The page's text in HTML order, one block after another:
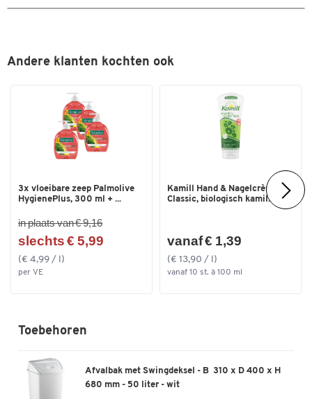
Andere klanten kochten ook
3x vloeibare zeep Palmolive
HygienePlus, 300 ml + ...
in plaats van € 9,16
slechts € 5,99
(€ 4,99 / l)
per VE
Kamill Hand & Nagelcrème
Classic, biologisch kamil...
vanaf € 1,39
(€ 13,90 / l)
vanaf 10 st. à 100 ml
Toebehoren
Afvalbak met Swingdeksel - B 310 x D 400 x H
680 mm - 50 liter - wit